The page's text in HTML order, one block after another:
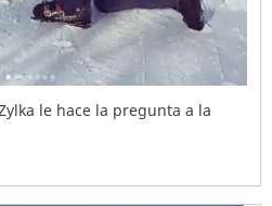
le hace la pregunta a la